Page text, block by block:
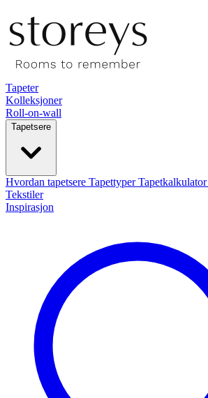
Tapeter
Kolleksjoner
Roll-on-wall
Tapetsere
Hvordan tapetsere TapettyperTapetkalkulator
Tekstiler
Inspirasjon